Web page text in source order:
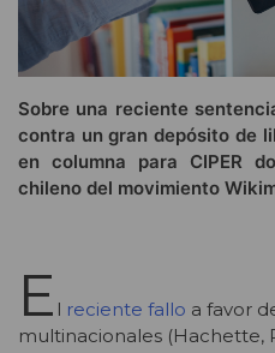
Sobre una reciente
contra un gran depósito de
en columna para CIPER
chileno del movimiento
E l reciente fallo a favor
multinacionales (Hachette,